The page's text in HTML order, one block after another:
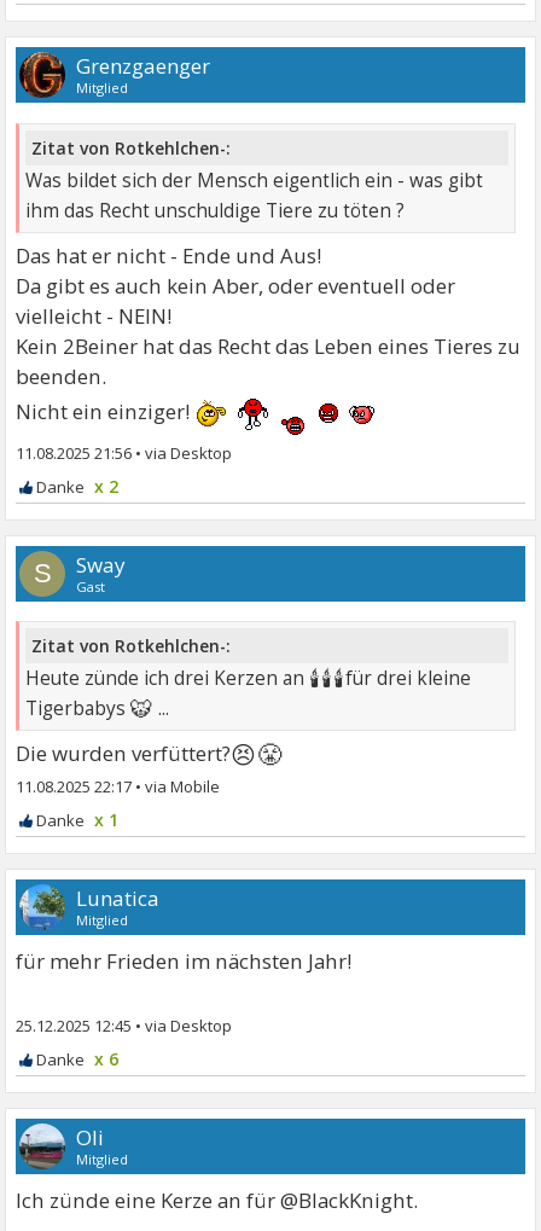
Grenzgaenger
Mitglied
Zitat von Rotkehlchen-:
Was bildet sich der Mensch eigentlich ein - was gibt
ihm das Recht unschuldige Tiere zu töten ?
Das hat er nicht - Ende und Aus!
Da gibt es auch kein Aber, oder eventuell oder
vielleicht - NEIN!
Kein 2Beiner hat das Recht das Leben eines Tieres zu
beenden.
Nicht ein einziger!
11.08.2025 21:56 •
x 2
S Sway
Gast
Zitat von Rotkehlchen-:
Heute zünde ich drei Kerzen an 🕯🕯🕯für drei kleine
Tigerbabys🐯 ...
Die wurden verfüttert?😣😤
11.08.2025 22:17 •
x 1
Lunatica
Mitglied
für mehr Frieden im nächsten Jahr!
25.12.2025 12:45 •
x 6
Oli
Mitglied
Ich zünde eine Kerze an für @BlackKnight.